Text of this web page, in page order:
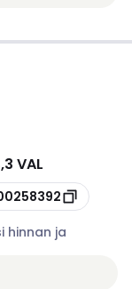
VAL
hinnan ja